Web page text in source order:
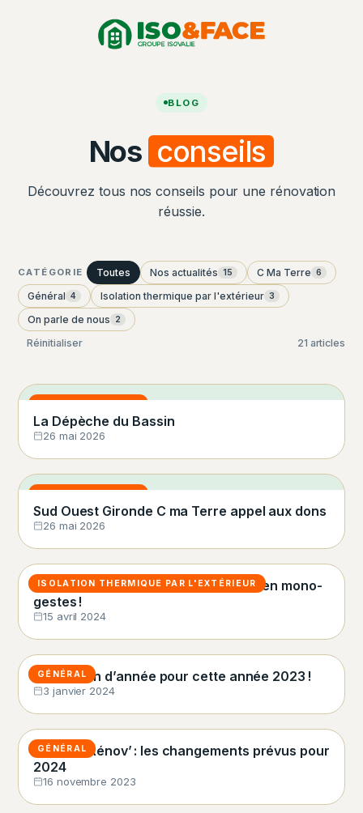
BLOG
Nos conseils
Découvrez tous nos conseils pour une rénovation
réussie.
CATÉGORIE Toutes Nos actualités 15 C Ma Terre 6
Général 4 Isolation thermique par l'extérieur 3
On parle de nous 2
Réinitialiser 21 articles
ON PARLE DE NOUS
La Dépèche du Bassin
26 mai 2026
ON PARLE DE NOUS
Sud Ouest Gironde C ma Terre appel aux dons
26 mai 2026
ISOLATION THERMIQUE PAR L'EXTÉRIEUR
MaPrimeRénov’ : le retour des aides en mono-
gestes !
15 avril 2024
GÉNÉRAL
Clap de fin d’année pour cette année 2023 !
3 janvier 2024
GÉNÉRAL
MaPrimeRénov’ : les changements prévus pour
2024
16 novembre 2023